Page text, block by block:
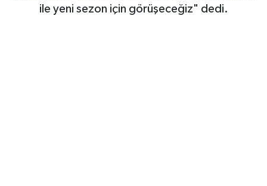
ile yeni sezon için görüşeceğiz" dedi.
SAĞLIK